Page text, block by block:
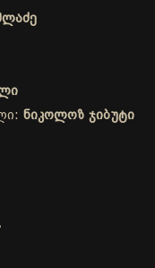
ნიკოლოზ ჯიბუტი